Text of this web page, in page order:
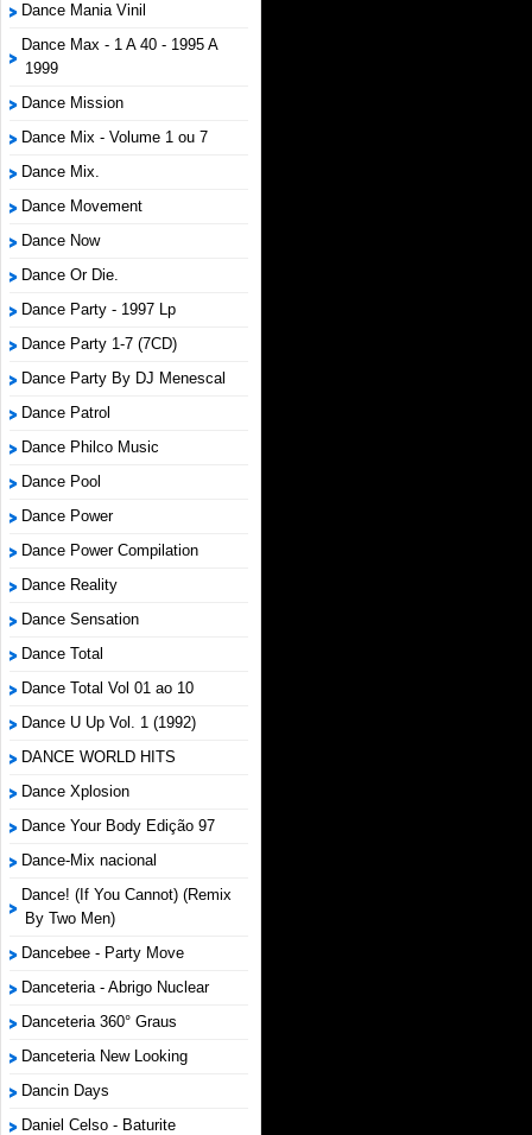
Dance Mania Vinil
Dance Max - 1 A 40 - 1995 A
1999
Dance Mission
Dance Mix - Volume 1 ou 7
Dance Mix.
Dance Movement
Dance Now
Dance Or Die.
Dance Party - 1997 Lp
Dance Party 1-7 (7CD)
Dance Party By DJ Menescal
Dance Patrol
Dance Philco Music
Dance Pool
Dance Power
Dance Power Compilation
Dance Reality
Dance Sensation
Dance Total
Dance Total Vol 01 ao 10
Dance U Up Vol. 1 (1992)
DANCE WORLD HITS
Dance Xplosion
Dance Your Body Edição 97
Dance-Mix nacional
Dance! (If You Cannot) (Remix
By Two Men)
Dancebee - Party Move
Danceteria - Abrigo Nuclear
Danceteria 360° Graus
Danceteria New Looking
Dancin Days
Daniel Celso - Baturite